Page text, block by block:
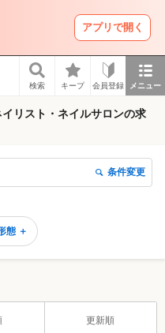
アプリで開く
検索 キープ 会員登録 メニュー
リスト・ネイルサロンの求
条件変更
態 ＋
更新順